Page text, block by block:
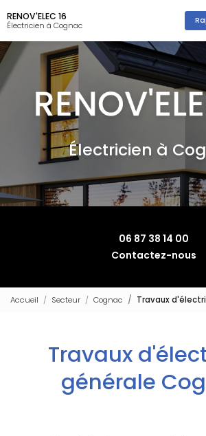
au
contenu
principal
RENOV'ELEC 16
Électricien à Cognac
Électricien à
06 87 38 14 00
Contactez-nous
Accueil Secteur Cognac Travaux
Travaux
générale